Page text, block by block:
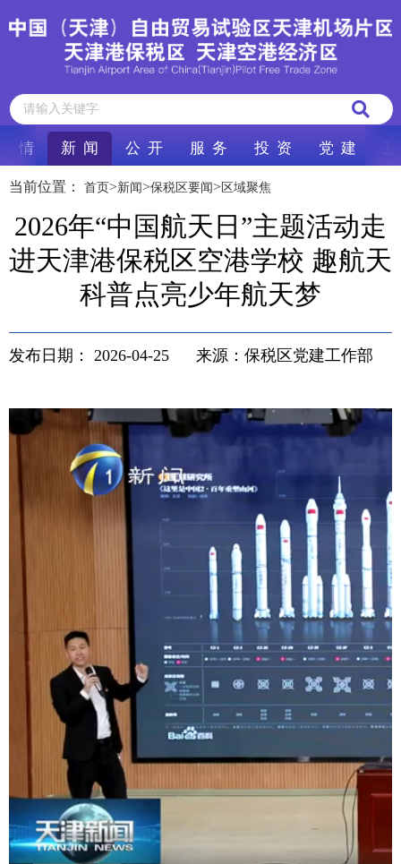
情 新 闻 公 开 服 务 投 资 党 建
当前位置： 首页>新闻>保税区要闻> 区域聚焦
2026年“中国航天日”主题活动走
进天津港保税区空港学校 趣航天
科普点亮少年航天梦
发布日期： 2026-04-25 来源：保税区党建工作部